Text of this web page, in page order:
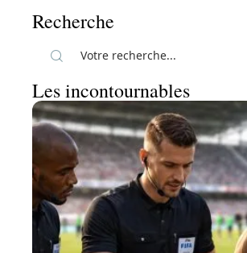
Recherche
Les incontournables